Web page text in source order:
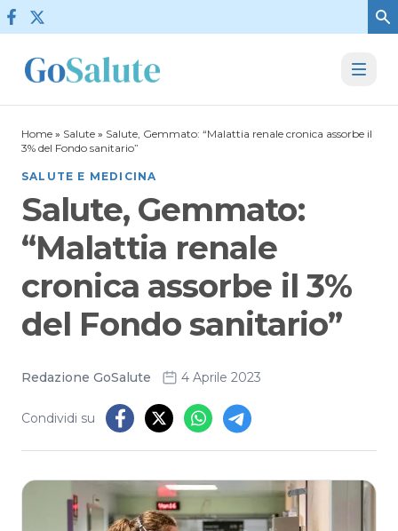
Vai al contenuto
Home » Salute » Salute, Gemmato: “Malattia renale cronica assorbe il
3% del Fondo sanitario”
SALUTE E MEDICINA
Salute, Gemmato:
“Malattia renale
cronica assorbe il 3%
del Fondo sanitario”
Redazione GoSalute 4 Aprile 2023
Condividi su